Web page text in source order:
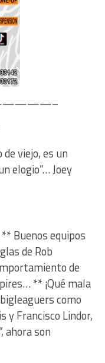
viejo, es un
elogio”… Joey
Buenos equipos
de Rob
de
** ¡Qué mala
como
y Francisco Lindor,
ahora son